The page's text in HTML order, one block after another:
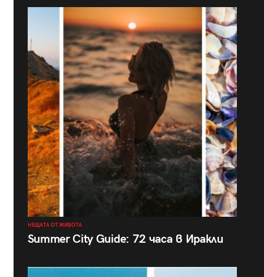
НЕЩАТА ОТ ЖИВОТА
Summer City Guide: 72 часа в Иракли